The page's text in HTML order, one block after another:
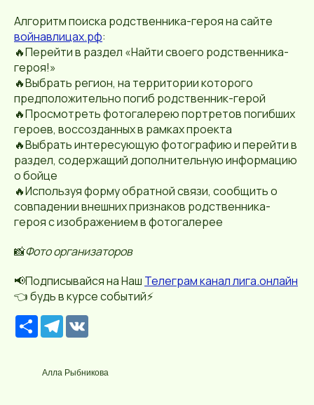
Алгоритм поиска родственника-героя на сайте
войнавлицах.рф:
🔥Перейти в раздел «Найти своего родственника-
героя!»
🔥Выбрать регион, на территории которого
предположительно погиб родственник-герой
🔥Просмотреть фотогалерею портретов погибших
героев, воссозданных в рамках проекта
🔥Выбрать интересующую фотографию и перейти в
раздел, содержащий дополнительную информацию
о бойце
🔥Используя форму обратной связи, сообщить о
совпадении внешних признаков родственника-
героя с изображением в фотогалерее
📸Фото организаторов
📢Подписывайся на Наш Телеграм канал лига.онлайн
👈 будь в курсе событий⚡️
Р
е
р
с
T
e
g
r
Алла Рыбникова